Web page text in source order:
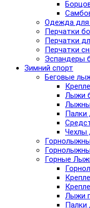
Одежда для
Перчатки
Перчатки
Перчатки
Эспандеры
Зимний спорт
Беговые
Лыжи
Палки
Чехлы
Горные
Лыжи
Палки